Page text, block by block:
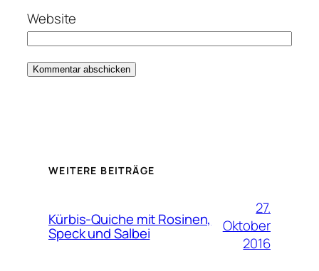
Website
WEITERE BEITRÄGE
Kürbis-Quiche mit Rosinen,
Speck und Salbei
27.
Oktober
2016